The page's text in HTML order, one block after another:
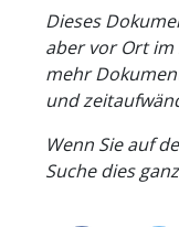
Dieses
aber vor Ort im
mehr
und
Wenn Sie auf
Suche dies